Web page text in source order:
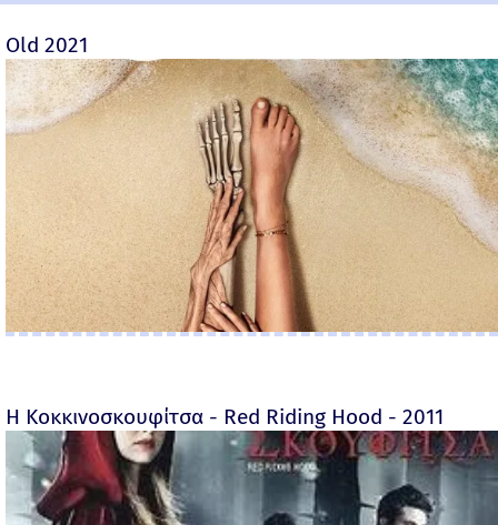
Old 2021
Η Κοκκινοσκουφίτσα - Red Riding Hood - 2011